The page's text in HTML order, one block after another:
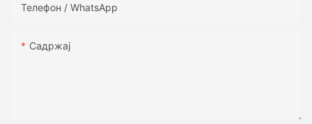
Телефон / WhatsApp
Садржај